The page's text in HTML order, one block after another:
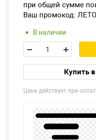
при общей сумме
Ваш промокод:
В наличии
Купить
Цена действует при